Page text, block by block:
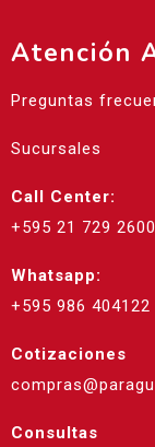
Atención
Preguntas
Sucursales
Call Center:
+595 21 729 2600
Whatsapp:
+595 986 404122
Cotizaciones
Consultas